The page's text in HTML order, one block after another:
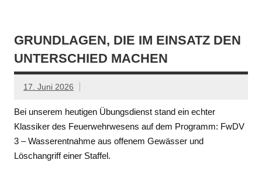
GRUNDLAGEN, DIE IM EINSATZ DEN
UNTERSCHIED MACHEN
17. Juni 2026
Bei unserem heutigen Übungsdienst stand ein echter
Klassiker des Feuerwehrwesens auf dem Programm: FwDV
3 – Wasserentnahme aus offenem Gewässer und
Löschangriff einer Staffel.